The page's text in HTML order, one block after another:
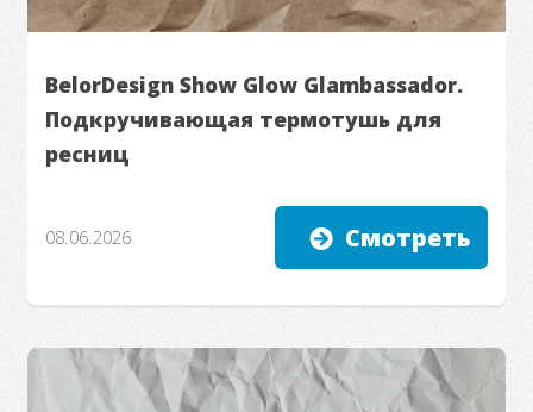
BelorDesign Show Glow Glambassador.
Подкручивающая термотушь для
ресниц
08.06.2026 Смотреть